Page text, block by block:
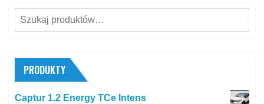
Szukaj:
PRODUKTY
Captur 1.2 Energy TCe Intens